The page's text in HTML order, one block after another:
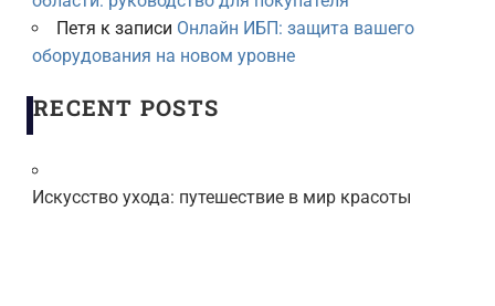
Петя к записи Онлайн ИБП: защита вашего
оборудования на новом уровне
RECENT POSTS
Искусство ухода: путешествие в мир красоты